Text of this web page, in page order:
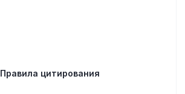
Правила цитирования